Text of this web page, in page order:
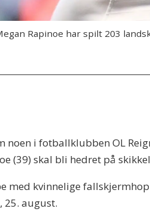
Rapinoe har spilt 203
noen i fotballklubben OL
(39) skal bli hedret på
med kvinnelige
25. august.